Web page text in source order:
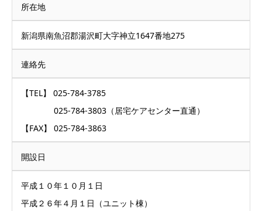
所在地
新潟県南魚沼郡湯沢町大字神立1647番地275
連絡先
【TEL】 025-784-3785
025-784-3803（居宅ケアセンター直通）
【FAX】 025-784-3863
開設日
平成１０年１０月１日
平成２６年４月１日（ユニット棟）